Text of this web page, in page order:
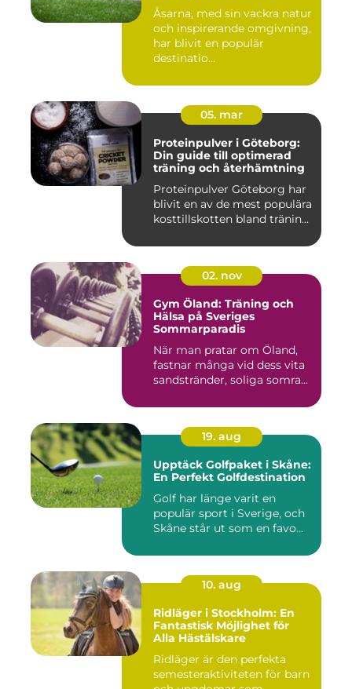
Åsarna, med sin vackra natur
och inspirerande omgivning,
har blivit en populär
destinatio...
05. mar
Proteinpulver i Göteborg:
Din guide till optimerad
träning och återhämtning
Proteinpulver Göteborg har
blivit en av de mest populära
kosttillskotten bland tränin...
02. nov
Gym Öland: Träning och
Hälsa på Sveriges
Sommarparadis
När man pratar om Öland,
fastnar många vid dess vita
sandstränder, soliga somra...
19. aug
Upptäck Golfpaket i Skåne:
En Perfekt Golfdestination
Golf har länge varit en
populär sport i Sverige, och
Skåne står ut som en favo...
10. aug
Ridläger i Stockholm: En
Fantastisk Möjlighet för
Alla Hästälskare
Ridläger är den perfekta
semesteraktiviteten för barn